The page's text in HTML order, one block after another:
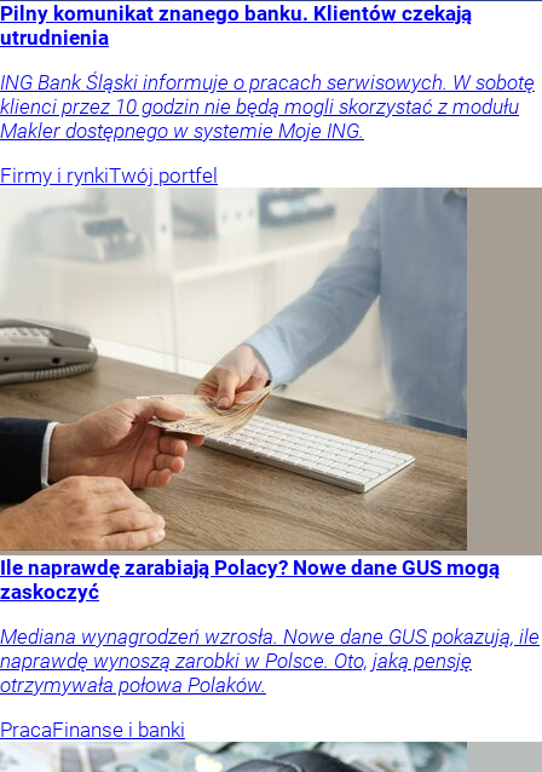
Pilny komunikat znanego banku. Klientów czekają
utrudnienia
ING Bank Śląski informuje o pracach serwisowych. W sobotę
klienci przez 10 godzin nie będą mogli skorzystać z modułu
Makler dostępnego w systemie Moje ING.
Firmy i rynkiTwój portfel
Ile naprawdę zarabiają Polacy? Nowe dane GUS mogą
zaskoczyć
Mediana wynagrodzeń wzrosła. Nowe dane GUS pokazują, ile
naprawdę wynoszą zarobki w Polsce. Oto, jaką pensję
otrzymywała połowa Polaków.
PracaFinanse i banki